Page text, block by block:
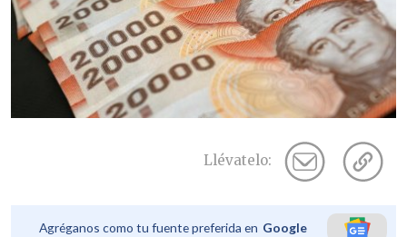
Llévatelo:
Agréganos como tu fuente preferida en Google